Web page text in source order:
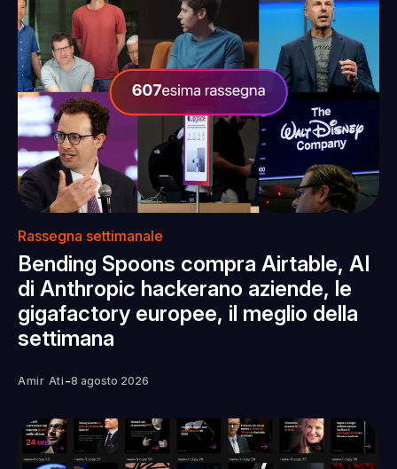
Rassegna settimanale
Bending Spoons compra Airtable, AI
di Anthropic hackerano aziende, le
gigafactory europee, il meglio della
settimana
Amir Ati -8 agosto 2026